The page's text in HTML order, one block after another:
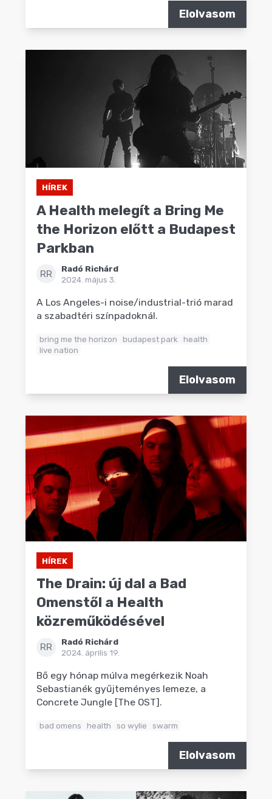
Elolvasom
HÍREK
A Health melegít a Bring Me
the Horizon előtt a Budapest
Parkban
RR
Radó Richárd
2024. május 3.
A Los Angeles-i noise/industrial-trió marad
a szabadtéri színpadoknál.
bring me the horizon budapest park
health
live nation
Elolvasom
HÍREK
The Drain: új dal a Bad
Omenstől a Health
közreműködésével
RR
Radó Richárd
2024. április 19.
Bő egy hónap múlva megérkezik Noah
Sebastianék gyűjteményes lemeze, a
Concrete Jungle [The OST].
bad omens health so wylie swarm
Elolvasom